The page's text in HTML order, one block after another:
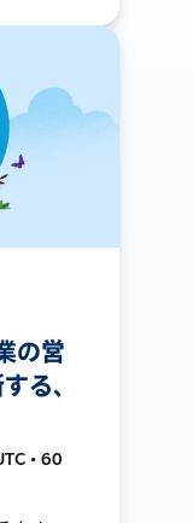
の営
る、
• 60